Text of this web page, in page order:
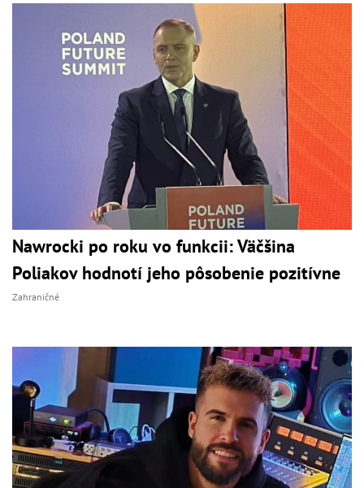
Nawrocki po roku vo funkcii: Väčšina
Poliakov hodnotí jeho pôsobenie pozitívne
Zahraničné